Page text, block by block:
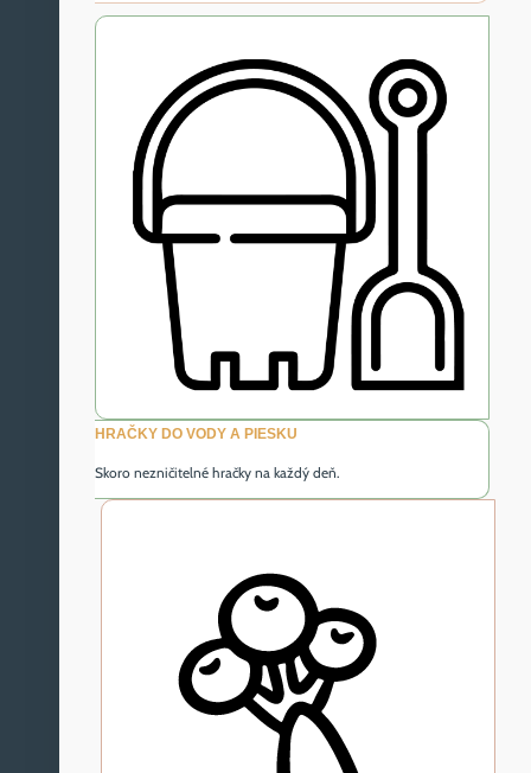
HRAČKY DO VODY A PIESKU
Skoro nezničitelné hračky na každý deň.